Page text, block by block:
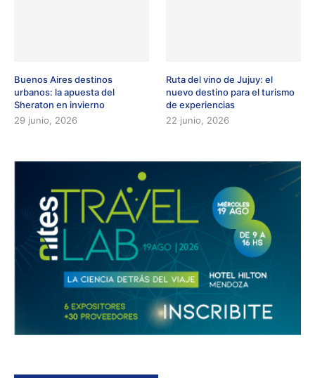
Buenos Aires destinos
urbanos: la apuesta del
Sheraton en invierno
29 junio, 2026
Ruta del vino de Jujuy: el
nuevo destino para el turismo
de experiencias
22 junio, 2026